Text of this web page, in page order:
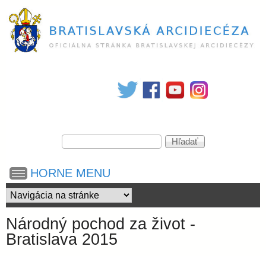
na
hlavný
t
i
s
V
y
ľ
a
d
á
v
a
H
ľ
d
a
ť
HORNE MENU
Národný pochod za život -
Bratislava 2015